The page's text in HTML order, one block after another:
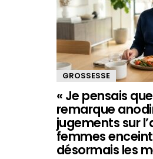
GROSSESSE
« Je pensais
remarque
jugements sur
femmes
désormais les